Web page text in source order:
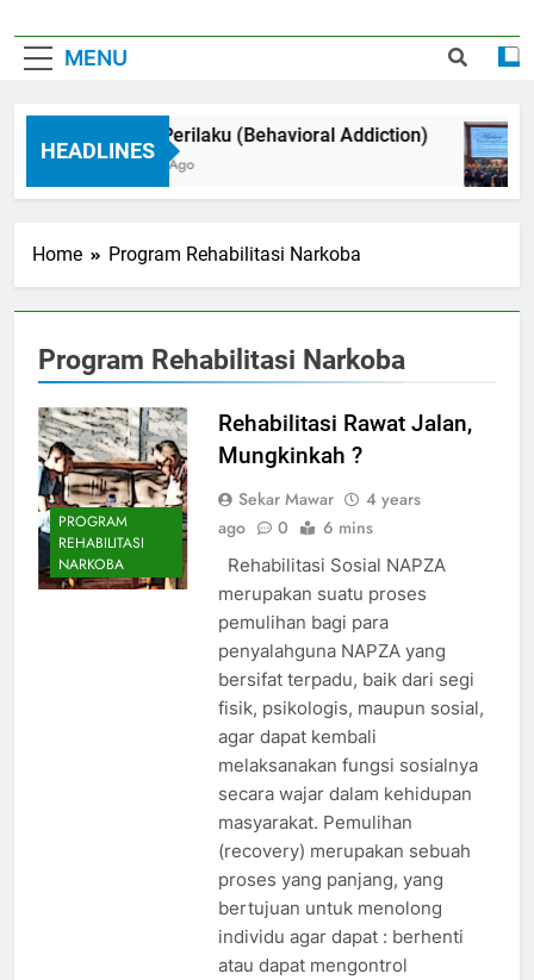
MENU
HEADLINES
Adiksi Perilaku (Behavioral Addiction)
3 Months Ago
Home Program Rehabilitasi Narkoba
Program Rehabilitasi Narkoba
PROGRAM
REHABILITASI
NARKOBA
Rehabilitasi Rawat Jalan,
Mungkinkah ?
Sekar Mawar
4 years
ago
0 6 mins
Rehabilitasi Sosial NAPZA
merupakan suatu proses
pemulihan bagi para
penyalahguna NAPZA yang
bersifat terpadu, baik dari segi
fisik, psikologis, maupun sosial,
agar dapat kembali
melaksanakan fungsi sosialnya
secara wajar dalam kehidupan
masyarakat. Pemulihan
(recovery) merupakan sebuah
proses yang panjang, yang
bertujuan untuk menolong
individu agar dapat : berhenti
atau dapat mengontrol